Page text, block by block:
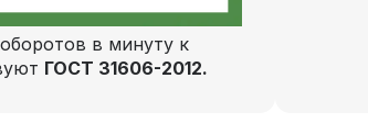
в минуту к
ГОСТ 31606-2012.